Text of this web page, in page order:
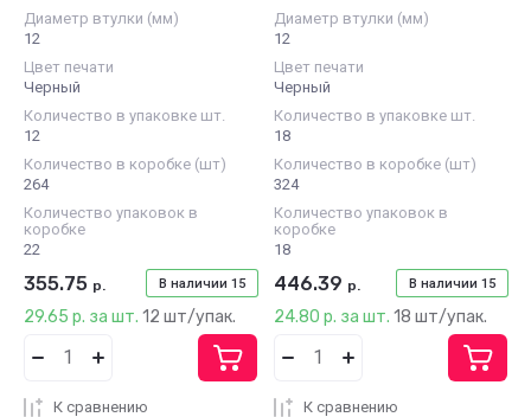
Диаметр втулки (мм)
12
Цвет печати
Черный
Количество в упаковке шт.
12
Количество в коробке (шт)
264
Количество упаковок в
коробке
22
В наличии 15
355.75 р.
29.65 р. за шт. 12 шт/упак.
К сравнению
Диаметр втулки (мм)
12
Цвет печати
Черный
Количество в упаковке шт.
18
Количество в коробке (шт)
324
Количество упаковок в
коробке
18
В наличии 15
446.39 р.
24.80 р. за шт. 18 шт/упак.
К сравнению